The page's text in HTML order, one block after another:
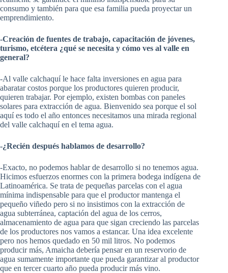
consumo y también para que esa familia pueda proyectar un
emprendimiento.
-Creación de fuentes de trabajo, capacitación de jóvenes,
turismo, etcétera ¿qué se necesita y cómo ves al valle en
general?
-Al valle calchaquí le hace falta inversiones en agua para
abaratar costos porque los productores quieren producir,
quieren trabajar. Por ejemplo, existen bombas con paneles
solares para extracción de agua. Bienvenido sea porque el sol
aquí es todo el año entonces necesitamos una mirada regional
del valle calchaquí en el tema agua.
-¿Recién después hablamos de desarrollo?
-Exacto, no podemos hablar de desarrollo si no tenemos agua.
Hicimos esfuerzos enormes con la primera bodega indígena de
Latinoamérica. Se trata de pequeñas parcelas con el agua
mínima indispensable para que el productor mantenga el
pequeño viñedo pero si no insistimos con la extracción de
agua subterránea, captación del agua de los cerros,
almacenamiento de agua para que sigan creciendo las parcelas
de los productores nos vamos a estancar. Una idea excelente
pero nos hemos quedado en 50 mil litros. No podemos
producir más, Amaicha debería pensar en un reservorio de
agua sumamente importante que pueda garantizar al productor
que en tercer cuarto año pueda producir más vino.